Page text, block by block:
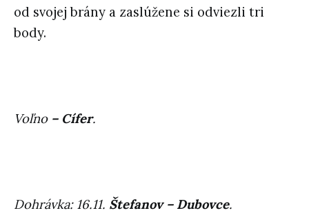
od svojej brány a zaslúžene si odviezli tri
body.
Voľno– Cífer.
Dohrávka: 16.11. Štefanov – Dubovce.